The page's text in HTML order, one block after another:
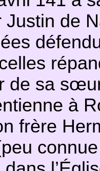
Justin de
de sa
à
frère
connue